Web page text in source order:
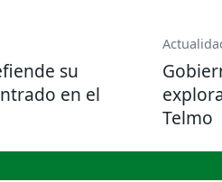
su
en el
Telmo